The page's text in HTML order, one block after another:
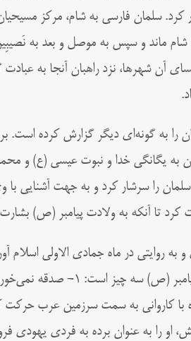
کرد. سلمان فارسی به شام، مرکز
ماند و سپس به موصل و بعد به
آن شهرها، نزد راهبان آنجا به عبادت
به گونه‌ای دیگر گزارش کرده است.
به یگانگی خدا و نبوت عیسی (ع) و
را سرشار کرد و به جهت آشنایی با
تا آنکه به ولادت پیامبر (ص)
روایتی در ماه جمادی‌ الاولی اسلام
با کاروانی به سمت سرزمین عرب حرکت
او را به عنوان برده به فردی یهودی